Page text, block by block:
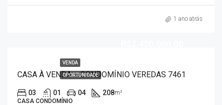
1 ano atrás
VENDA
OPORTUNIDADE
CASA À VENDA – CONDOMÍNIO VEREDAS 7461
03 01 04 208m²
CASA CONDOMÍNIO